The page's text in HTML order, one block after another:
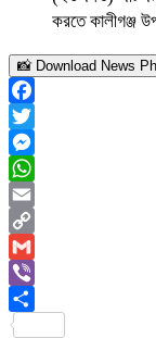
করতে কালীগঞ্জ
📸 Download News
Facebook
Twitter
Messenger
WhatsApp
Email
Copy
Link
Gmail
Viber